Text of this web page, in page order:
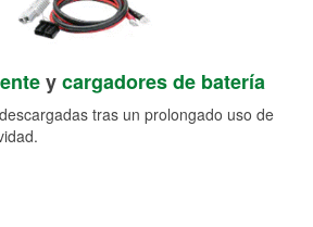
ycargadores de batería
tras un prolongado uso de